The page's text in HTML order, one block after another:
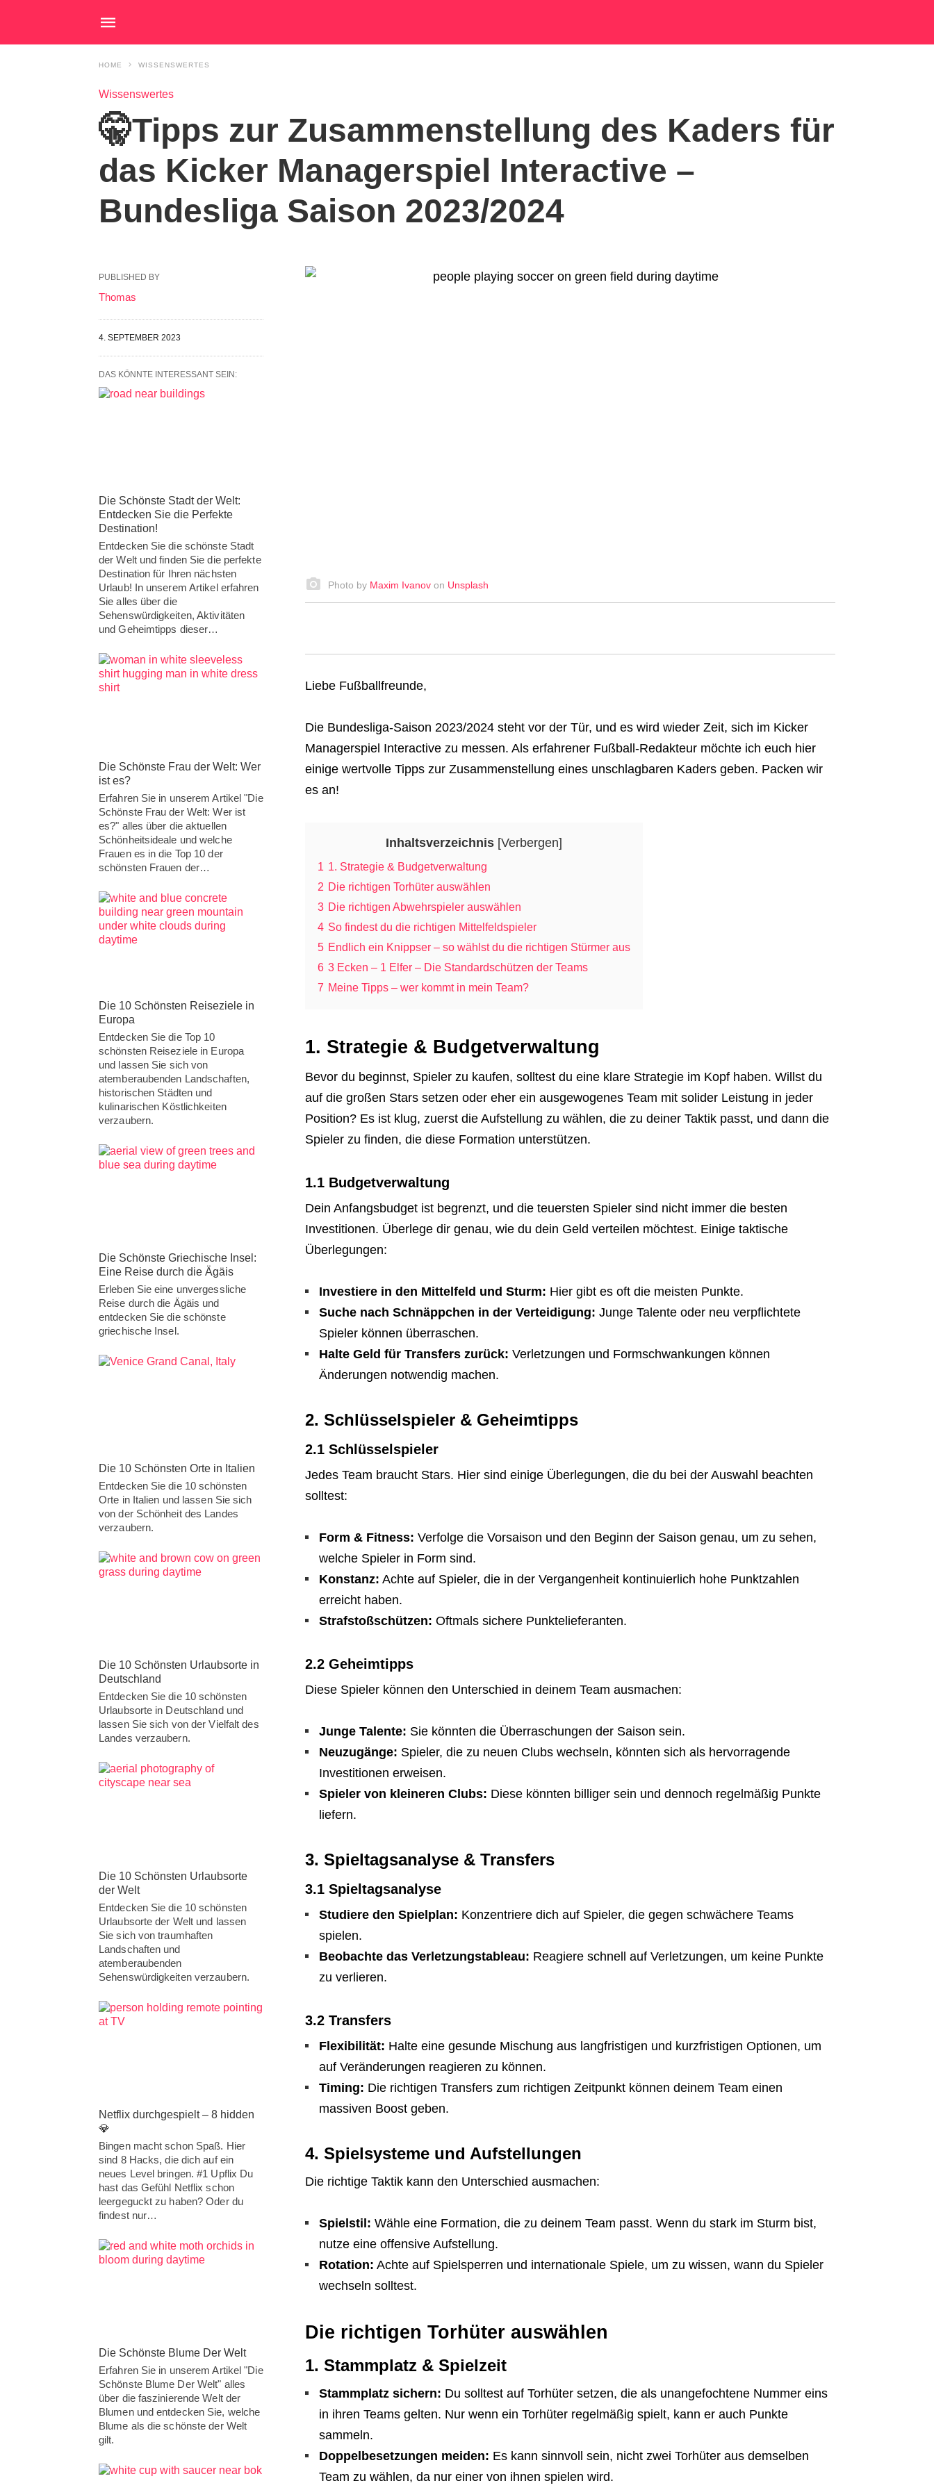
HOME WISSENSWERTES
Wissenswertes
🤫Tipps zur Zusammenstellung des Kaders für
das Kicker Managerspiel Interactive –
Bundesliga Saison 2023/2024
Photo by Maxim Ivanovon Unsplash
Liebe Fußballfreunde,
Die Bundesliga-Saison 2023/2024 steht vor der Tür, und es wird wieder Zeit, sich im Kicker
Managerspiel Interactive zu messen. Als erfahrener Fußball-Redakteur möchte ich euch hier
einige wertvolle Tipps zur Zusammenstellung eines unschlagbaren Kaders geben. Packen wir
es an!
Inhaltsverzeichnis[Verbergen]
1 1. Strategie & Budgetverwaltung
2 Die richtigen Torhüter auswählen
3 Die richtigen Abwehrspieler auswählen
4 So findest du die richtigen Mittelfeldspieler
5 Endlich ein Knippser – so wählst du die richtigen Stürmer aus
6 3 Ecken – 1 Elfer – Die Standardschützen der Teams
7 Meine Tipps – wer kommt in mein Team?
1. Strategie & Budgetverwaltung
Bevor du beginnst, Spieler zu kaufen, solltest du eine klare Strategie im Kopf haben. Willst du
auf die großen Stars setzen oder eher ein ausgewogenes Team mit solider Leistung in jeder
Position? Es ist klug, zuerst die Aufstellung zu wählen, die zu deiner Taktik passt, und dann die
Spieler zu finden, die diese Formation unterstützen.
1.1 Budgetverwaltung
Dein Anfangsbudget ist begrenzt, und die teuersten Spieler sind nicht immer die besten
Investitionen. Überlege dir genau, wie du dein Geld verteilen möchtest. Einige taktische
Überlegungen:
Investiere in den Mittelfeld und Sturm: Hier gibt es oft die meisten Punkte.
Suche nach Schnäppchen in der Verteidigung: Junge Talente oder neu verpflichtete
Spieler können überraschen.
Halte Geld für Transfers zurück: Verletzungen und Formschwankungen können
Änderungen notwendig machen.
2. Schlüsselspieler & Geheimtipps
2.1 Schlüsselspieler
Jedes Team braucht Stars. Hier sind einige Überlegungen, die du bei der Auswahl beachten
solltest:
Form & Fitness: Verfolge die Vorsaison und den Beginn der Saison genau, um zu sehen,
welche Spieler in Form sind.
Konstanz: Achte auf Spieler, die in der Vergangenheit kontinuierlich hohe Punktzahlen
erreicht haben.
Strafstoßschützen: Oftmals sichere Punktelieferanten.
2.2 Geheimtipps
Diese Spieler können den Unterschied in deinem Team ausmachen:
Junge Talente: Sie könnten die Überraschungen der Saison sein.
Neuzugänge: Spieler, die zu neuen Clubs wechseln, könnten sich als hervorragende
Investitionen erweisen.
Spieler von kleineren Clubs: Diese könnten billiger sein und dennoch regelmäßig Punkte
liefern.
3. Spieltagsanalyse & Transfers
3.1 Spieltagsanalyse
Studiere den Spielplan: Konzentriere dich auf Spieler, die gegen schwächere Teams
spielen.
Beobachte das Verletzungstableau: Reagiere schnell auf Verletzungen, um keine Punkte
zu verlieren.
3.2 Transfers
Flexibilität: Halte eine gesunde Mischung aus langfristigen und kurzfristigen Optionen, um
auf Veränderungen reagieren zu können.
Timing: Die richtigen Transfers zum richtigen Zeitpunkt können deinem Team einen
massiven Boost geben.
4. Spielsysteme und Aufstellungen
Die richtige Taktik kann den Unterschied ausmachen:
Spielstil: Wähle eine Formation, die zu deinem Team passt. Wenn du stark im Sturm bist,
nutze eine offensive Aufstellung.
Rotation: Achte auf Spielsperren und internationale Spiele, um zu wissen, wann du Spieler
wechseln solltest.
Die richtigen Torhüter auswählen
1. Stammplatz & Spielzeit
Stammplatz sichern: Du solltest auf Torhüter setzen, die als unangefochtene Nummer eins
in ihren Teams gelten. Nur wenn ein Torhüter regelmäßig spielt, kann er auch Punkte
sammeln.
Doppelbesetzungen meiden: Es kann sinnvoll sein, nicht zwei Torhüter aus demselben
Team zu wählen, da nur einer von ihnen spielen wird.
PUBLISHED BY
Thomas
4. SEPTEMBER 2023
DAS KÖNNTE INTERESSANT SEIN:
Die Schönste Stadt der Welt:
Entdecken Sie die Perfekte
Destination!
Entdecken Sie die schönste Stadt
der Welt und finden Sie die perfekte
Destination für Ihren nächsten
Urlaub! In unserem Artikel erfahren
Sie alles über die
Sehenswürdigkeiten, Aktivitäten
und Geheimtipps dieser…
Die Schönste Frau der Welt: Wer
ist es?
Erfahren Sie in unserem Artikel "Die
Schönste Frau der Welt: Wer ist
es?" alles über die aktuellen
Schönheitsideale und welche
Frauen es in die Top 10 der
schönsten Frauen der…
Die 10 Schönsten Reiseziele in
Europa
Entdecken Sie die Top 10
schönsten Reiseziele in Europa
und lassen Sie sich von
atemberaubenden Landschaften,
historischen Städten und
kulinarischen Köstlichkeiten
verzaubern.
Die Schönste Griechische Insel:
Eine Reise durch die Ägäis
Erleben Sie eine unvergessliche
Reise durch die Ägäis und
entdecken Sie die schönste
griechische Insel.
Die 10 Schönsten Orte in Italien
Entdecken Sie die 10 schönsten
Orte in Italien und lassen Sie sich
von der Schönheit des Landes
verzaubern.
Die 10 Schönsten Urlaubsorte in
Deutschland
Entdecken Sie die 10 schönsten
Urlaubsorte in Deutschland und
lassen Sie sich von der Vielfalt des
Landes verzaubern.
Die 10 Schönsten Urlaubsorte
der Welt
Entdecken Sie die 10 schönsten
Urlaubsorte der Welt und lassen
Sie sich von traumhaften
Landschaften und
atemberaubenden
Sehenswürdigkeiten verzaubern.
Netflix durchgespielt – 8 hidden
💎
Bingen macht schon Spaß. Hier
sind 8 Hacks, die dich auf ein
neues Level bringen. #1 Upflix Du
hast das Gefühl Netflix schon
leergeguckt zu haben? Oder du
findest nur…
Die Schönste Blume Der Welt
Erfahren Sie in unserem Artikel "Die
Schönste Blume Der Welt" alles
über die faszinierende Welt der
Blumen und entdecken Sie, welche
Blume als die schönste der Welt
gilt.